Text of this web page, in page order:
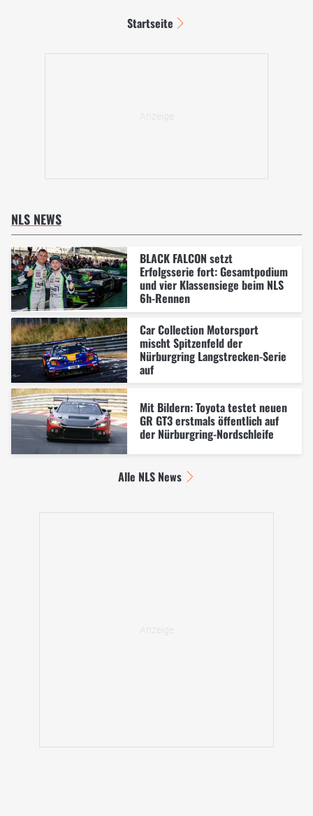
Startseite
NLS NEWS
BLACK FALCON setzt
Erfolgsserie fort: Gesamtpodium
und vier Klassensiege beim NLS
6h-Rennen
Car Collection Motorsport
mischt Spitzenfeld der
Nürburgring Langstrecken-Serie
auf
Mit Bildern: Toyota testet neuen
GR GT3 erstmals öffentlich auf
der Nürburgring-Nordschleife
Alle NLS News